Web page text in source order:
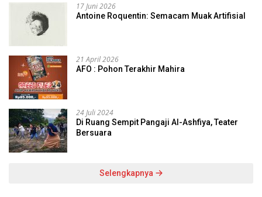
17 Juni 2026
Antoine Roquentin: Semacam Muak Artifisial
21 April 2026
AFO : Pohon Terakhir Mahira
24 Juli 2024
Di Ruang Sempit Pangaji Al-Ashfiya, Teater
Bersuara
Selengkapnya